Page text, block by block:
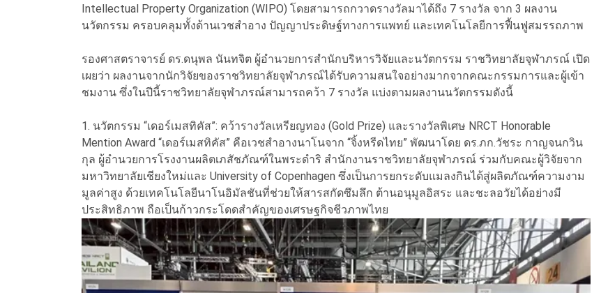
Intellectual Property Organization (WIPO) โดยสามารถกวาดรางวัลมาได้ถึง 7 รางวัล จาก 3 ผลงาน
นวัตกรรม ครอบคลุมทั้งด้านเวชสำอาง ปัญญาประดิษฐ์ทางการแพทย์ และเทคโนโลยีการฟื้นฟูสมรรถภาพ
รองศาสตราจารย์ ดร.ดนุพล นันทจิต ผู้อำนวยการสำนักบริหารวิจัยและนวัตกรรม ราชวิทยาลัยจุฬาภรณ์ เปิด
เผยว่า ผลงานจากนักวิจัยของราชวิทยาลัยจุฬาภรณ์ได้รับความสนใจอย่างมากจากคณะกรรมการและผู้เข้า
ชมงาน ซึ่งในปีนี้ราชวิทยาลัยจุฬาภรณ์สามารถคว้า 7 รางวัล แบ่งตามผลงานนวัตกรรมดังนี้
1. นวัตกรรม “เดอร์เมสทิคัส”: คว้ารางวัลเหรียญทอง (Gold Prize) และรางวัลพิเศษ NRCT Honorable
Mention Award “เดอร์เมสทิคัส” คือเวชสำอางนาโนจาก “จิ้งหรีดไทย” พัฒนาโดย ดร.ภก.วัชระ กาญจนกวิน
กุล ผู้อำนวยการโรงงานผลิตเภสัชภัณฑ์ในพระดำริ สำนักงานราชวิทยาลัยจุฬาภรณ์ ร่วมกับคณะผู้วิจัยจาก
มหาวิทยาลัยเชียงใหม่และ University of Copenhagen ซึ่งเป็นการยกระดับแมลงกินได้สู่ผลิตภัณฑ์ความงาม
มูลค่าสูง ด้วยเทคโนโลยีนาโนอิมัลชันที่ช่วยให้สารสกัดซึมลึก ต้านอนุมูลอิสระ และชะลอวัยได้อย่างมี
ประสิทธิภาพ ถือเป็นก้าวกระโดดสำคัญของเศรษฐกิจชีวภาพไทย